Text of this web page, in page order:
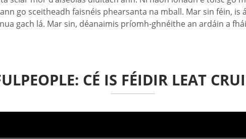
go sceitheadh faisnéis phearsanta na mball. Mar sin féin,
gach lá. Mar sin, déanaimis príomh-ghnéithe an ardáin a
CÉ IS FÉIDIR LEAT